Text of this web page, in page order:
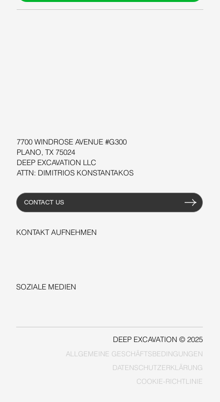
DEEP EXCAVATION © 2025
ALLGEMEINE GESCHÄFTSBEDINGUNGEN
COOKIE-RICHTLINIE
7700 WINDROSE AVENUE #G300
PLANO, TX 75024
DEEP EXCAVATION LLC
ATTN: DIMITRIOS KONSTANTAKOS
CONTACT US
KONTAKT AUFNEHMEN
SOZIALE MEDIEN